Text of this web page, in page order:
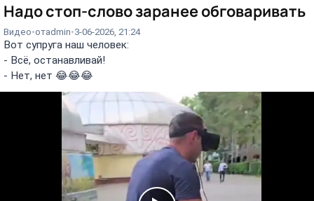
Надо стоп-слово заранее обговаривать
Видео отadmin 3-06-2026, 21:24
Вот супруга наш человек:
- Всё, останавливай!
- Нет, нет 😂😂😂